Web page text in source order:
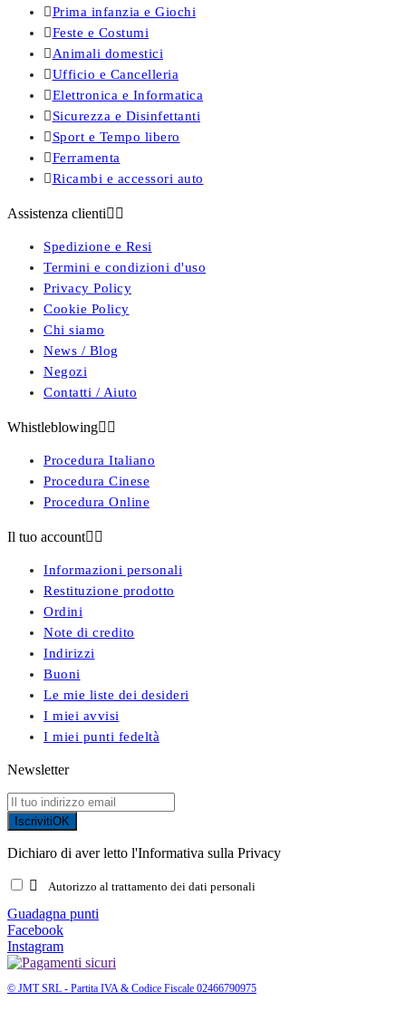
Prima infanzia e Giochi
Feste e Costumi
 Animali domestici
Ufficio e Cancelleria
Elettronica e Informatica
 Sicurezza e Disinfettanti
 Sport e Tempo libero
Ferramenta
Ricambi e accessori auto
Assistenza clienti 
Spedizione e Resi
Termini e condizioni d'uso
Privacy Policy
Cookie Policy
Chi siamo
News / Blog
Negozi
Contatti / Aiuto
Whistleblowing 
Procedura Italiano
Procedura Cinese
Procedura Online
Il tuo account 
Informazioni personali
Restituzione prodotto
Ordini
Note di credito
Indirizzi
Buoni
Le mie liste dei desideri
I miei avvisi
I miei punti fedeltà
Newsletter
IscrivitiOK
Dichiaro di aver letto l'Informativa sulla Privacy
 Autorizzo al trattamento dei dati personali
Guadagna punti
Facebook
Instagram
© JMT SRL - Partita IVA & Codice Fiscale 02466790975